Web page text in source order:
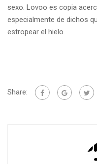
sexo. Lovoo es copia
especialmente de dichos
estropear el hielo.
Share: